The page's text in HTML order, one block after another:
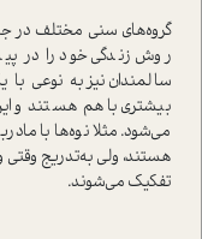
گروه‌هاي سني مختلف در
روش زندگي خود را در
سالمندان نيز به نوعي
بيشتري با هم هستند و
مي‌شود. مثلا نوه‌ها با
هستند، ولي به‌تدريج وقتي
تفكيك مي‌شوند.